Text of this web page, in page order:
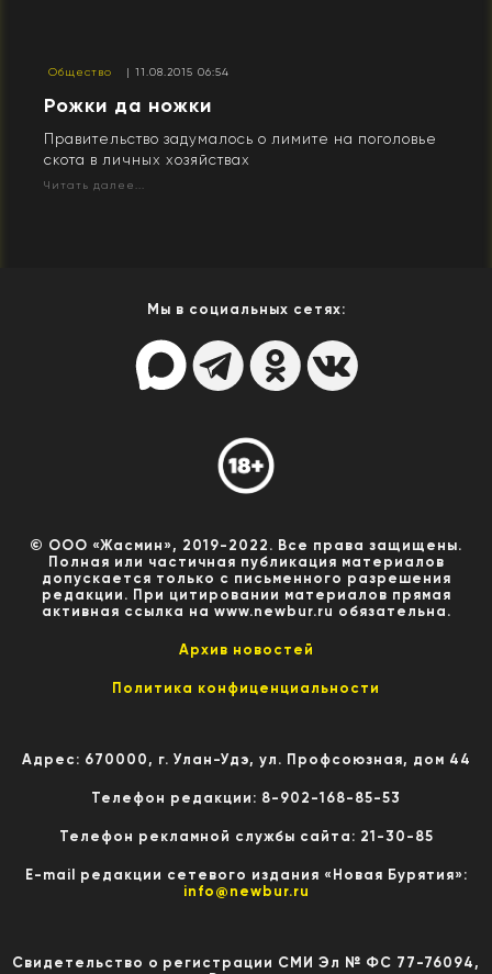
Общество | 11.08.2015 06:54
Рожки да ножки
Правительство задумалось о лимите на поголовье
скота в личных хозяйствах
Читать далее...
Мы в социальных сетях:
© ООО «Жасмин», 2019-2022. Все права защищены.
Полная или частичная публикация материалов
допускается только с письменного разрешения
редакции. При цитировании материалов прямая
активная ссылка на www.newbur.ru обязательна.
Архив новостей
Политика конфиценциальности
Адрес: 670000, г. Улан-Удэ, ул. Профсоюзная, дом 44
Телефон редакции: 8-902-168-85-53
Телефон рекламной службы сайта: 21-30-85
E-mail редакции сетевого издания «Новая Бурятия»:
info@newbur.ru
Свидетельство о регистрации СМИ Эл № ФС 77-76094,